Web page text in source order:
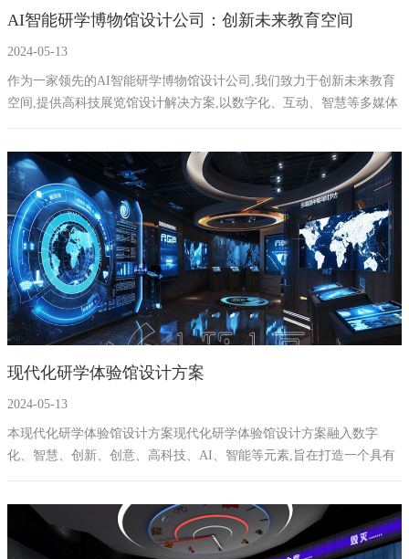
AI智能研学博物馆设计公司：创新未来教育空间
2024-05-13
作为一家领先的AI智能研学博物馆设计公司,我们致力于创新未来教育
空间,提供高科技展览馆设计解决方案,以数字化、互动、智慧等多媒体
技术,推动新时代的教育展厅建设。
现代化研学体验馆设计方案
2024-05-13
本现代化研学体验馆设计方案现代化研学体验馆设计方案融入数字
化、智慧、创新、创意、高科技、AI、智能等元素,旨在打造一个具有
地域特色、多媒体互动、智慧创新的现代化研学体验馆。